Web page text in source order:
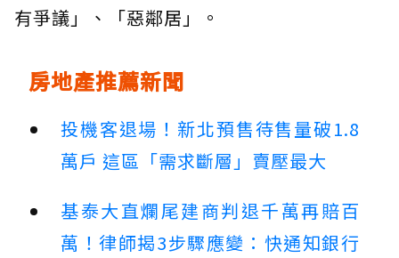
有爭議」、「惡鄰居」。
房地產推薦新聞
投機客退場！新北預售待售量破1.8
萬戶 這區「需求斷層」賣壓最大
基泰大直爛尾建商判退千萬再賠百
萬！律師揭3步驟應變：快通知銀行